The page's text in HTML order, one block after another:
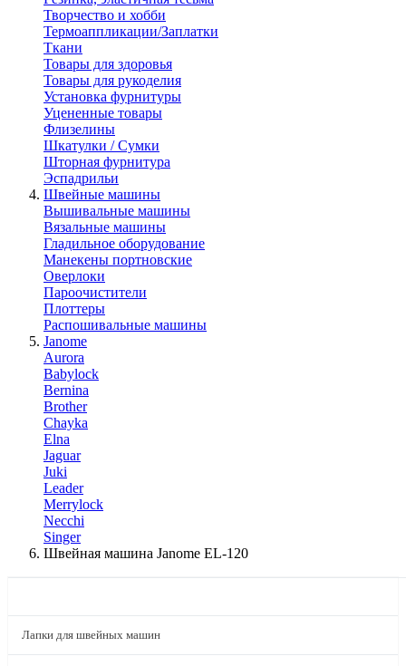
Творчество и хобби
Термоаппликации/Заплатки
Ткани
Товары для здоровья
Товары для рукоделия
Установка фурнитуры
Уцененные товары
Флизелины
Шкатулки / Сумки
Шторная фурнитура
Эспадрильи
Швейные машины
Вышивальные машины
Вязальные машины
Гладильное оборудование
Манекены портновские
Оверлоки
Пароочистители
Плоттеры
Распошивальные машины
Janome
Aurora
Babylock
Bernina
Brother
Chayka
Elna
Jaguar
Juki
Leader
Merrylock
Necchi
Singer
Швейная машина Janome EL-120
Лапки для швейных машин